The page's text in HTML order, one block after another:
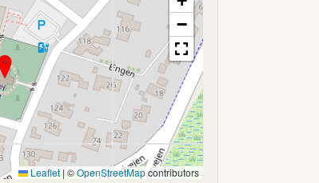
−
Leaflet | ©OpenStreetMapcontributors